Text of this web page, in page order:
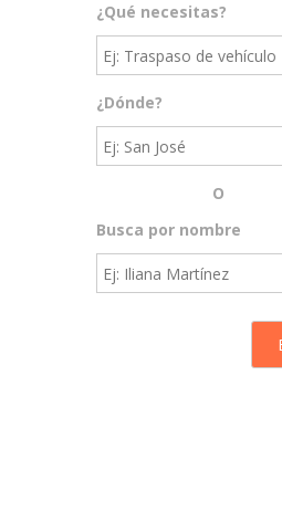
¿Qué necesitas?
¿Dónde?
O
Busca por nombre